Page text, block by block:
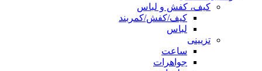
کیف، کفش و لباس
کیف/کفش/کمربند
لباس
تزیینی
ساعت
جواهرات